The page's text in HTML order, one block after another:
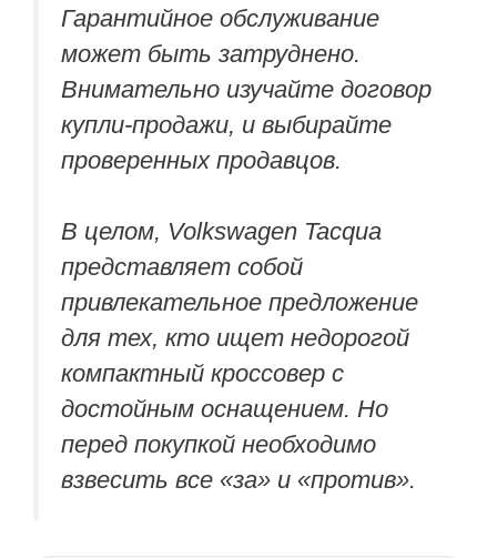
Гарантийное обслуживание
может быть затруднено.
Внимательно изучайте договор
купли-продажи, и выбирайте
проверенных продавцов.
В целом, Volkswagen Tacqua
представляет собой
привлекательное предложение
для тех, кто ищет недорогой
компактный кроссовер с
достойным оснащением. Но
перед покупкой необходимо
взвесить все «за» и «против».